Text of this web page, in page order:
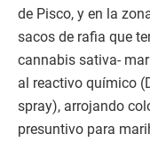
de Pisco, y en la
sacos de rafia que
cannabis sativa-
al reactivo químico
spray), arrojando
presuntivo para